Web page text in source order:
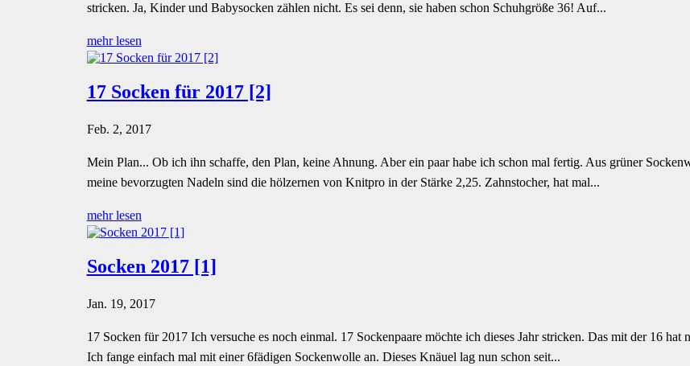
stricken. Ja, Kinder und Babysocken zählen nicht. Es sei denn, sie haben schon Schuhgröße 36! Auf...
mehr lesen
17 Socken für 2017 [2]
Feb. 2, 2017
Mein Plan... Ob ich ihn schaffe, den Plan, keine Ahnung. Aber ein paar habe ich schon mal fertig. Aus grüner
meine bevorzugten Nadeln sind die hölzernen von Knitpro in der Stärke 2,25. Zahnstocher, hat mal...
mehr lesen
Socken 2017 [1]
Jan. 19, 2017
17 Socken für 2017 Ich versuche es noch einmal. 17 Sockenpaare möchte ich dieses Jahr stricken. Das mit der 16
Ich fange einfach mal mit einer 6fädigen Sockenwolle an. Dieses Knäuel lag nun schon seit...